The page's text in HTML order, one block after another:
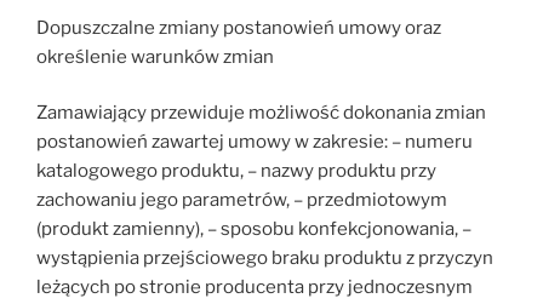
Dopuszczalne zmiany postanowień umowy oraz
określenie warunków zmian
Zamawiający przewiduje możliwość dokonania zmian
postanowień zawartej umowy w zakresie: – numeru
katalogowego produktu, – nazwy produktu przy
zachowaniu jego parametrów, – przedmiotowym
(produkt zamienny), – sposobu konfekcjonowania, –
wystąpienia przejściowego braku produktu z przyczyn
leżących po stronie producenta przy jednoczesnym